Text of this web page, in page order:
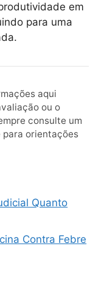
em
para uma
aqui
ou o
consulte um
para orientações
Quanto
Contra Febre